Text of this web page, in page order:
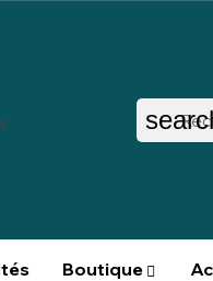
Boutique